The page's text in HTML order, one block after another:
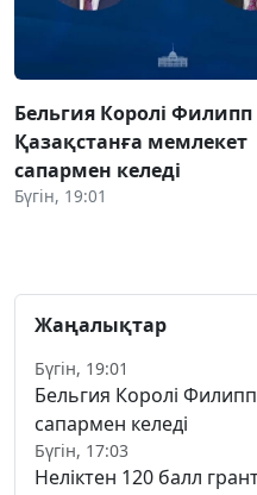
Бельгия Королі Филипп
Қазақстанға мемлекет
сапармен келеді
Бүгін, 19:01
Жаңалықтар
Бүгін, 19:01
Бельгия Королі
сапармен келеді
Бүгін, 17:03
Неліктен 120 балл